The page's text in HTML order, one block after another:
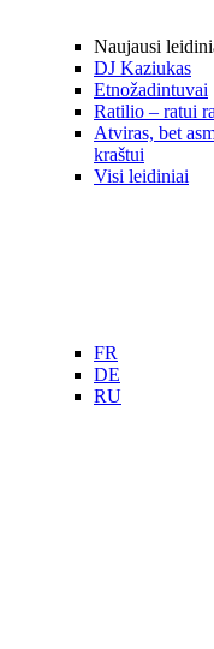
Naujausi
DJ Kaziukas
Etnožadintuvai
Ratilio – ratui
Atviras, bet
kraštui
Visi leidiniai
FR
DE
RU